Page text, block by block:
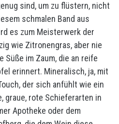
sind, um zu flüstern, nicht
schmalen Band aus
es zum Meisterwerk der
wie Zitronengras, aber nie
im Zaum, die an reife
erinnert. Mineralisch, ja, mit
der sich anfühlt wie ein
graue, rote Schieferarten in
Apotheke oder dem